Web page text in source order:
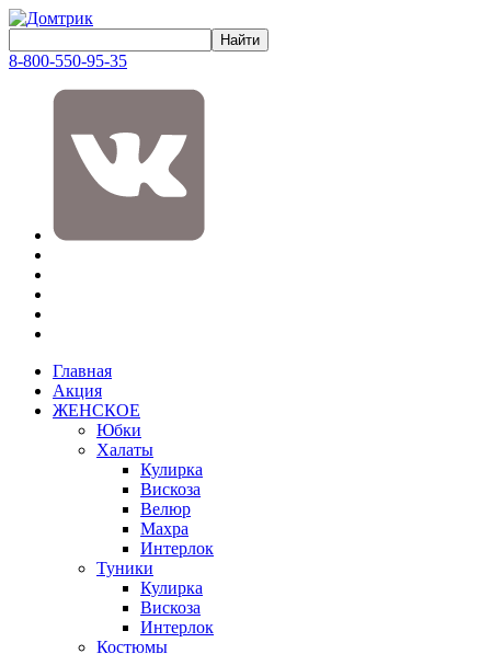
8-800-550-95-35
Главная
Акция
ЖЕНСКОЕ
Юбки
Халаты
Кулирка
Вискоза
Велюр
Махра
Интерлок
Туники
Кулирка
Вискоза
Интерлок
Костюмы